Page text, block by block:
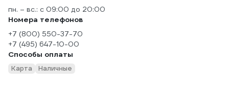
пн. – вс.: с 09:00 до 20:00
Номера телефонов
+7 (800) 550-37-70
+7 (495) 647-10-00
Способы оплаты
Карта Наличные